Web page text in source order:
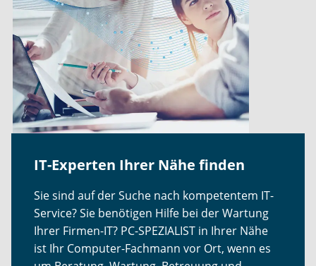
IT-Experten Ihrer Nähe finden
Sie sind auf der Suche nach kompetentem IT-
Service? Sie benötigen Hilfe bei der Wartung
Ihrer Firmen-IT? PC-SPEZIALIST in Ihrer Nähe
ist Ihr Computer-Fachmann vor Ort, wenn es